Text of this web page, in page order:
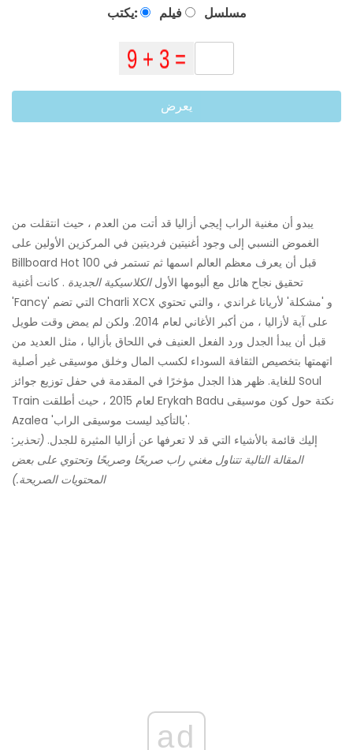
يكتب: فيلم مسلسل
يعرض
يبدو أن مغنية الراب إيجي أزاليا قد أتت من العدم ، حيث انتقلت من
الغموض النسبي إلى وجود أغنيتين فرديتين في المركزين الأولين على
Billboard Hot 100 قبل أن يعرف معظم العالم اسمها ثم تستمر في
تحقيق نجاح هائل مع ألبومها الأولالكلاسيكية الجديدة . كانت أغنية
'Fancy' التي تضم Charli XCX و 'مشكلة' لأريانا غراندي ، والتي تحتوي
على آية لأزاليا ، من أكبر الأغاني لعام 2014. ولكن لم يمض وقت طويل
قبل أن يبدأ الجدل ورد الفعل العنيف في اللحاق بأزاليا ، مثل العديد من
اتهمتها بتخصيص الثقافة السوداء لكسب المال وخلق موسيقى غير أصلية
للغاية. ظهر هذا الجدل مؤخرًا في المقدمة في حفل توزيع جوائز Soul
Train لعام 2015 ، حيث أطلقت Erykah Badu نكتة حول كون موسيقى
Azalea 'بالتأكيد ليست موسيقى الراب'.
إليك قائمة بالأشياء التي قد لا تعرفها عن أزاليا المثيرة للجدل. (تحذير:
المقالة التالية تتناول مغني راب صريحًا وصريحًا وتحتوي على بعض
المحتويات الصريحة.)
ad